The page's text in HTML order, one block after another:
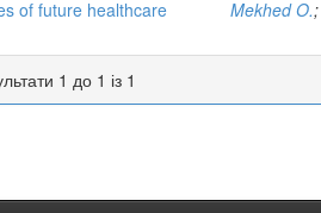
of future healthcare
Mekhed O.;
1 до 1 із 1